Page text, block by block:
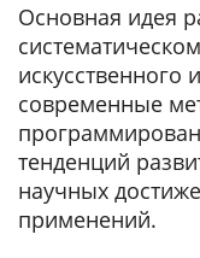
Основная идея
искусственного
современные
тенденций
научных
применений.